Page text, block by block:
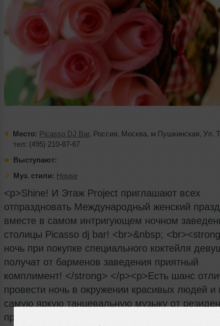
Место: Picasso DJ Bar, Россия, Москва, м Пушкинская, Ул.
тел: (495) 210-87-67
Выступают:
Муз. стили: House
<p>Shine! И Этаж Project приглашают всех
отпраздновать Международный женский
вместе в самом интригующем ночном
столицы Picasso dj bar! <br>&nbsp;
ночь при покупке специального коктейля
получат от барменов заведения приятный
комплимент! </strong> </p><p>Есть шанс
провести ночь в окружении красивых людей и
самую яркую танцевальную музыку от
проекта Shine!&nbsp; Так же всю ночь на